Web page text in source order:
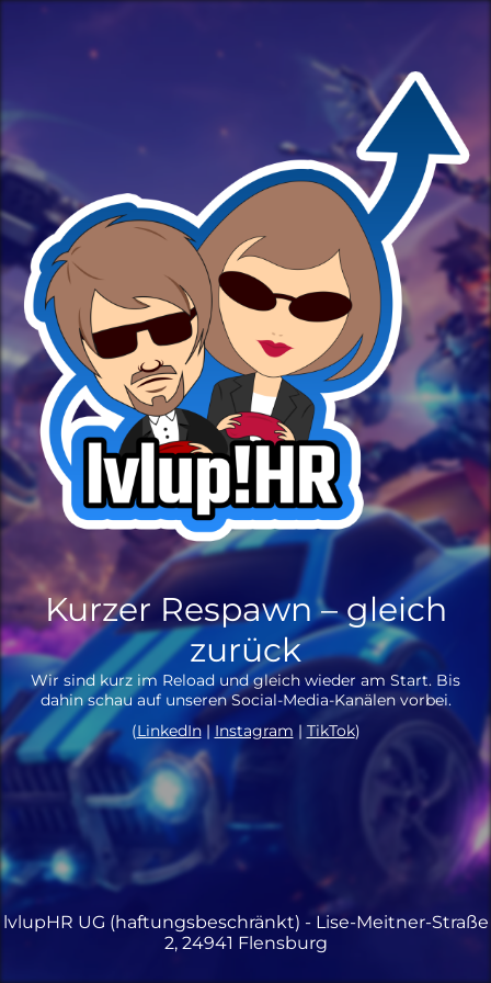
Kurzer Respawn – gleich
zurück
Wir sind kurz im Reload und gleich wieder am Start. Bis
dahin schau auf unseren Social-Media-Kanälen vorbei.
(LinkedIn|Instagram | TikTok)
lvlupHR UG (haftungsbeschränkt) - Lise-Meitner-Straße
2, 24941 Flensburg